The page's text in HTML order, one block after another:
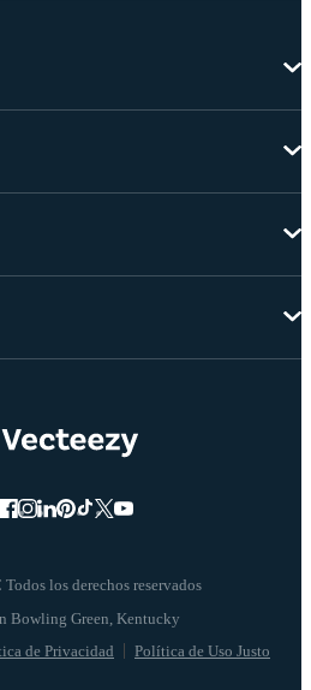
los derechos reservados
de Privacidad Política de Uso Justo